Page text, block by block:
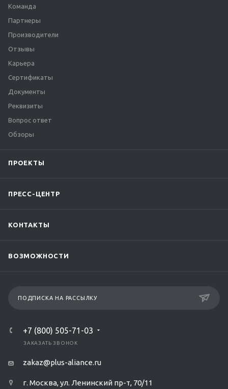
Команда
Партнеры
Производители
Отзывы
Карьера
Сертификаты
Документы
Реквизиты
Вопрос ответ
Обзоры
ПРОЕКТЫ
ПРЕСС-ЦЕНТР
КОНТАКТЫ
ВОЗМОЖНОСТИ
ПОДПИСКА НА РАССЫЛКУ
+7 (800) 505-71-03
ЗАКАЗАТЬ ЗВОНОК
zakaz@plus-aliance.ru
г. Москва, ул. Ленинский пр-т, 70/11